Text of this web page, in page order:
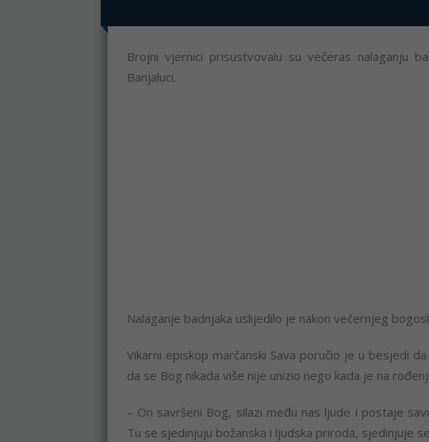
Brojni vjernici prisustvovalu su večeras nalaganju
Banjaluci.
Nalaganje badnjaka uslijedilo je nakon večernjeg
Vikarni episkop marčanski Sava poručio je u besjedi
da se Bog nikada više nije unizio nego kada je na
– On savršeni Bog, silazi među nas ljude i postaje
Tu se sjedinjuju božanska i ljudska priroda, sjedinjuje